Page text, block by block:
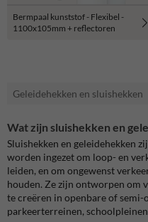
Bermpaal kunststof - Flexibel -
1100x105mm + reflectoren
Geleidehekken en sluishekken
Wat zijn sluishekken en
Sluishekken en geleidehekken
worden ingezet om loop- en
leiden, en om ongewenst
houden. Ze zijn ontworpen om
te creëren in openbare of semi-
parkeerterreinen,